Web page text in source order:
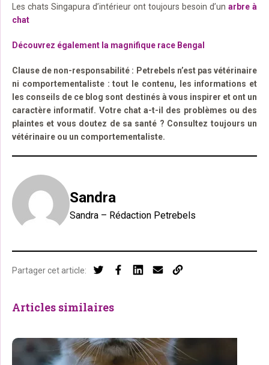
Les chats Singapura d’intérieur ont toujours besoin d’un arbre à
chat
Découvrez également la magnifique race Bengal
Clause de non-responsabilité : Petrebels n’est pas vétérinaire
ni comportementaliste : tout le contenu, les informations et
les conseils de ce blog sont destinés à vous inspirer et ont un
caractère informatif. Votre chat a-t-il des problèmes ou des
plaintes et vous doutez de sa santé ? Consultez toujours un
vétérinaire ou un comportementaliste.
Sandra
Sandra – Rédaction Petrebels
Partager cet article:
Articles similaires